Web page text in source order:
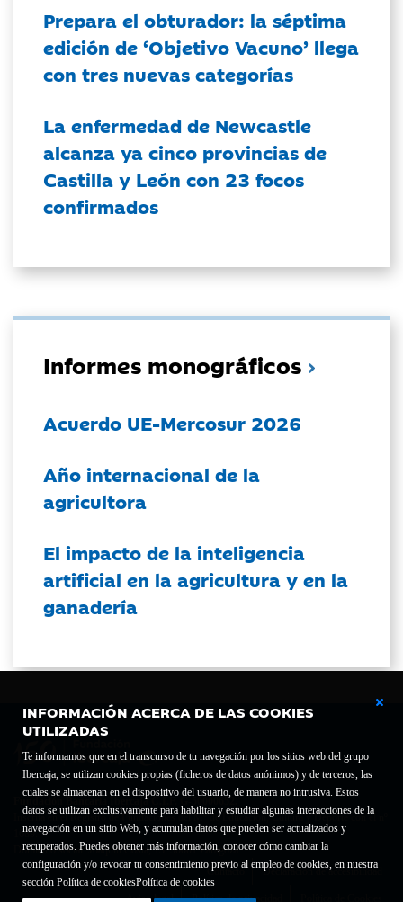
INFORMACIÓN ACERCA DE LAS COOKIES
UTILIZADAS
Te informamos que en el transcurso de tu navegación por los sitios web del grupo
Ibercaja, se utilizan cookies propias (ficheros de datos anónimos) y de terceros, las
cuales se almacenan en el dispositivo del usuario, de manera no intrusiva. Estos
datos se utilizan exclusivamente para habilitar y estudiar algunas interacciones de la
navegación en un sitio Web, y acumulan datos que pueden ser actualizados y
recuperados. Puedes obtener más información, conocer cómo cambiar la
configuración y/o revocar tu consentimiento previo al empleo de cookies, en nuestra
sección Política de cookiesPolítica de cookies
Prepara el obturador: la séptima
edición de ‘Objetivo Vacuno’ llega
con tres nuevas categorías
La enfermedad de Newcastle
alcanza ya cinco provincias de
Castilla y León con 23 focos
confirmados
Informes monográficos
Acuerdo UE-Mercosur 2026
Año internacional de la
agricultora
El impacto de la inteligencia
artificial en la agricultura y en la
ganadería
Fundación Bancaria Ibercaja C.I.F. G-50000652.
Inscrita en el Registro de Fundaciones del Mº de Educación, Cultura y Deporte con el nº
1689.
Domicilio social: Joaquín Costa, 13. 50001 Zaragoza.
Contacto
Declaración de accesibilidad
Aviso legal Política de privacidad